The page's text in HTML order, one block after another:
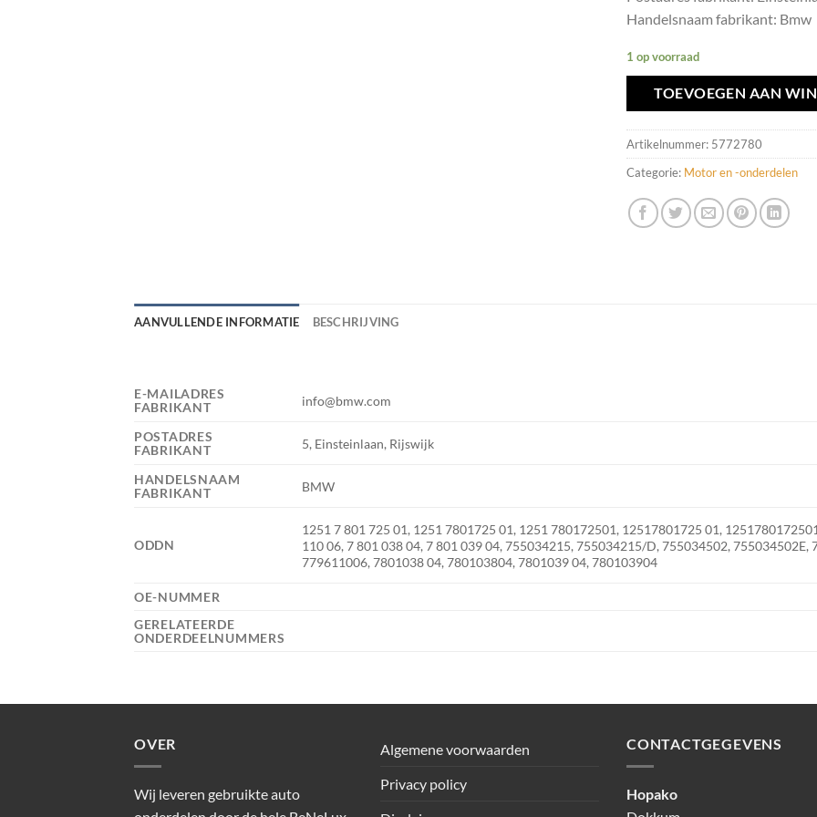
Handelsnaam fabrikant: Bmw
1 op voorraad
TOEVOEGEN AAN
Artikelnummer: 5772780
Categorie: Motor en -onderdelen
AANVULLENDE INFORMATIE BESCHRIJVING
E-MAILADRES
FABRIKANT
info@bmw.com
POSTADRES
FABRIKANT
5, Einsteinlaan, Rijswijk
HANDELSNAAM
FABRIKANT
BMW
ODDN
1251 7 801 725 01, 1251 7801725 01, 1251 780172501, 12517801725 01,
110 06, 7 801 038 04, 7 801 039 04, 755034215, 755034215/D, 755034502, 755034502E,
779611006, 7801038 04, 780103804, 7801039 04, 780103904
OE-NUMMER
GERELATEERDE
ONDERDEELNUMMERS
OVER
Wij leveren gebruikte auto
Algemene voorwaarden
Privacy policy
CONTACTGEGEVENS
Hopako